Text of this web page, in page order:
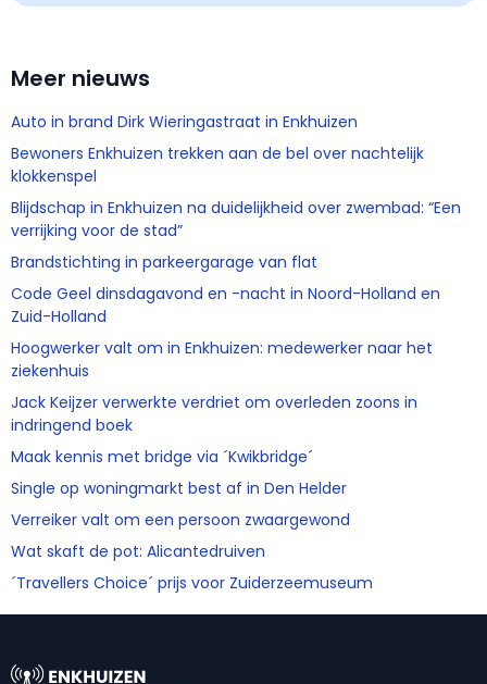
Meer nieuws
Auto in brand Dirk Wieringastraat in Enkhuizen
Bewoners Enkhuizen trekken aan de bel over nachtelijk
klokkenspel
Blijdschap in Enkhuizen na duidelijkheid over zwembad: “Een
verrijking voor de stad”
Brandstichting in parkeergarage van flat
Code Geel dinsdagavond en -nacht in Noord-Holland en
Zuid-Holland
Hoogwerker valt om in Enkhuizen: medewerker naar het
ziekenhuis
Jack Keijzer verwerkte verdriet om overleden zoons in
indringend boek
Maak kennis met bridge via ´Kwikbridge´
Single op woningmarkt best af in Den Helder
Verreiker valt om een persoon zwaargewond
Wat skaft de pot: Alicantedruiven
´Travellers Choice´ prijs voor Zuiderzeemuseum